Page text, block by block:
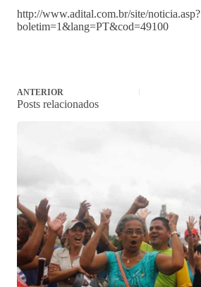
http://www.adital.com.br/site/noticia.asp?
boletim=1&lang=PT&cod=49100
ANTERIOR
Posts relacionados